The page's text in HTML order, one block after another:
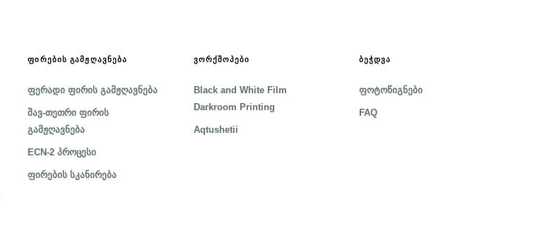
ᲤᲘᲠᲔᲑᲘᲡ ᲒᲐᲛᲟᲦᲐᲕᲜᲔᲑᲐ
ფერადი ფირის გამჟღავნება
შავ-თეთრი ფირის
გამჟღავნება
ECN-2 პროცესი
ფირების სკანირება
ᲕᲝᲠᲥᲨᲝᲞᲔᲑᲘ
Black and White Film
Darkroom Printing
Aqtushetii
ᲑᲔᲭᲓᲕᲐ
ფოტოწიგნები
FAQ